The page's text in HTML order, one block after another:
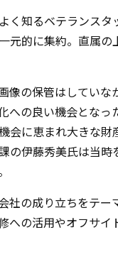
く知るベテランスタ
元的に集約。直属の
像の保管はしてい
への良い機会となっ
会に恵まれ大きな財
の伊藤秀美氏は当時
社の成り立ちをテ
への活用やオフサイ